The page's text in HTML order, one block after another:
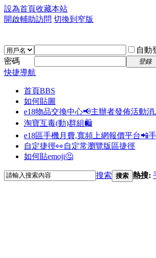
設為首頁收藏本站
開啟輔助訪問 切換到窄版
自動
密碼
登錄
快捷導航
首頁BBS
如何貼圖
e18物品交換中心📢主辦者發佈活動消
淘寶互毒(動)群組🛍️
e18區手機月費,寬頻上網報價平台📲
自定捷徑👀自定常瀏覽版區捷徑
如何貼emoji🤔
搜索 搜索 熱搜: